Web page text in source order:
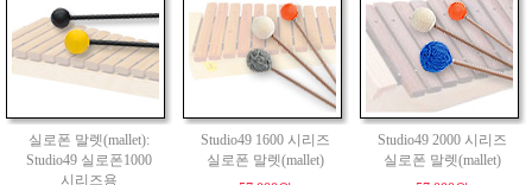
실로폰 말렛(mallet):
Studio49 실로폰1000
시리즈용
Studio49 1600 시리즈
실로폰 말렛(mallet)
Studio49 2000 시리즈
실로폰 말렛(mallet)